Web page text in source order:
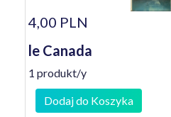
4,00 PLN
le Canada
1 produkt/y
Dodaj do Koszyka